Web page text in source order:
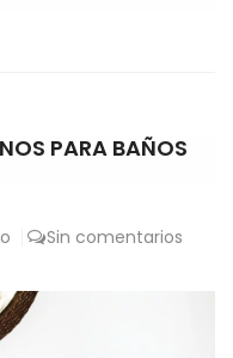
PARA BAÑOS
Sin comentarios